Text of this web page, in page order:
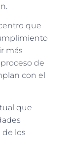
que
más
de
con el
que
los